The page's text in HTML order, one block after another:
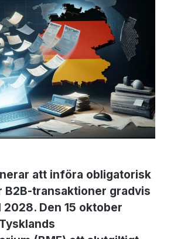
att införa obligatorisk
transaktioner gradvis
Den 15 oktober